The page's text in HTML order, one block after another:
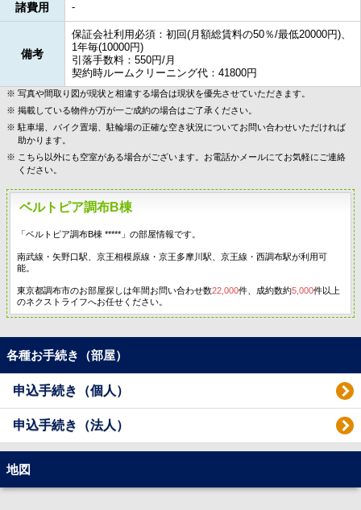
諸費用 -
備考
保証会社利用必須：初回(月額総賃料の50％/最低20000円)、
1年毎(10000円)
引落手数料：550円/月
契約時ルームクリーニング代：41800円
写真や間取り図が現状と相違する場合は現状を優先させていただきます。
掲載している物件が万が一ご成約の場合はご了承ください。
駐車場、バイク置場、駐輪場の正確な空き状況についてお問い合わせいただければ
助かります。
こちら以外にも空室がある場合がございます。お電話かメールにてお気軽にご連絡
ください。
ベルトピア調布B棟
「ベルトピア調布B棟 *****」の部屋情報です。
南武線・矢野口駅、京王相模原線・京王多摩川駅、京王線・西調布駅が利用可
能。
東京都調布市のお部屋探しは年間お問い合わせ数22,000件、成約数約5,000件以上
のネクストライフへお任せください。
各種お手続き（部屋）
申込手続き（個人）
申込手続き（法人）
地図